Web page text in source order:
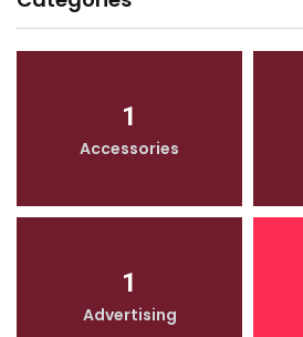
1
Accessories
1
Advertising